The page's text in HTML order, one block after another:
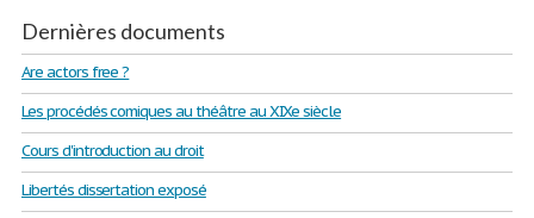
Dernières documents
Are actors free ?
Les procédés comiques au théâtre au XIXe siècle
Cours d'introduction au droit
Libertés dissertation exposé